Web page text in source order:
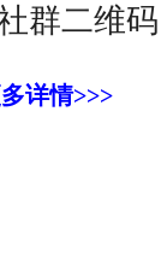
群二维码
详情>>>